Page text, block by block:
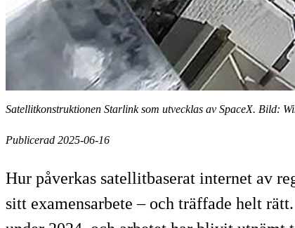
Satellitkonstruktionen Starlink som utvecklas av SpaceX. Bild:
Publicerad 2025-06-16
Hur påverkas satellitbaserat internet av
sitt examensarbete – och träffade helt